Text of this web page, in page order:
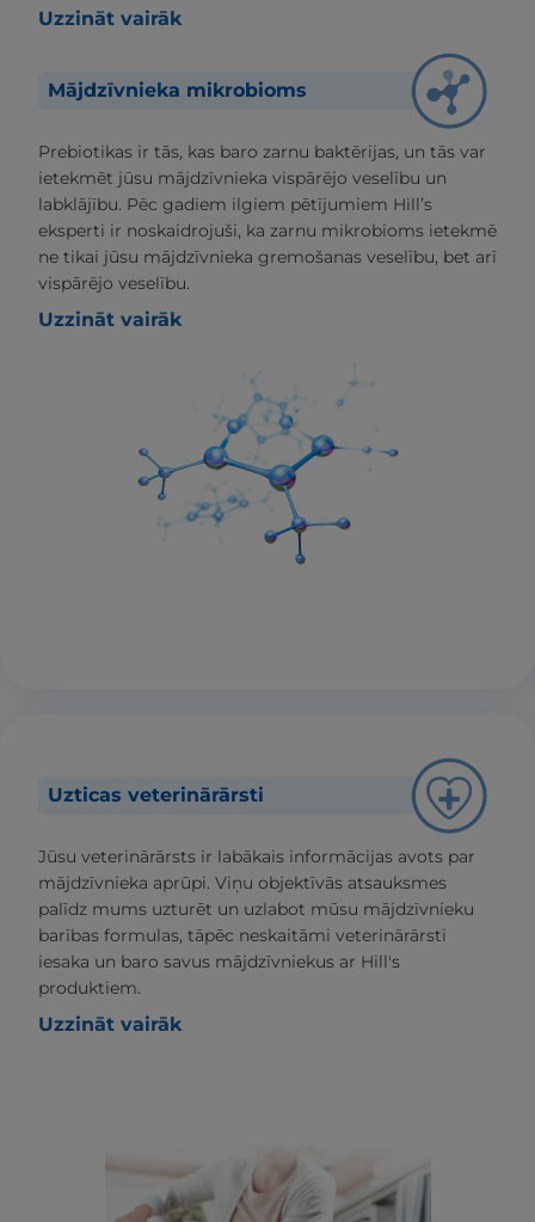
Uzzināt vairāk
Mājdzīvnieka mikrobioms
Prebiotikas ir tās, kas baro zarnu baktērijas, un tās var
ietekmēt jūsu mājdzīvnieka vispārējo veselību un
labklājību. Pēc gadiem ilgiem pētījumiem Hill’s
eksperti ir noskaidrojuši, ka zarnu mikrobioms ietekmē
ne tikai jūsu mājdzīvnieka gremošanas veselību, bet arī
vispārējo veselību.
Uzzināt vairāk
Uzticas veterinārārsti
Jūsu veterinārārsts ir labākais informācijas avots par
mājdzīvnieka aprūpi. Viņu objektīvās atsauksmes
palīdz mums uzturēt un uzlabot mūsu mājdzīvnieku
barības formulas, tāpēc neskaitāmi veterinārārsti
iesaka un baro savus mājdzīvniekus ar Hill's
produktiem.
Uzzināt vairāk